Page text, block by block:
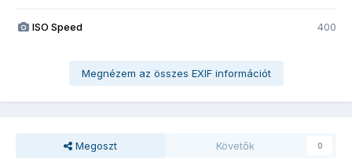
ISO Speed 400
Megnézem az összes EXIF információt
Megoszt Követők 0